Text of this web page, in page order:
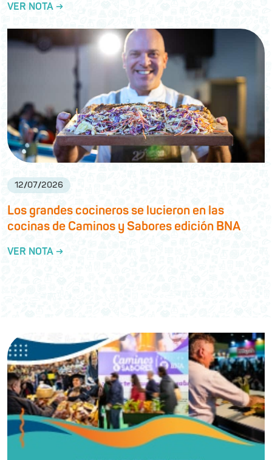
VER NOTA →
12/07/2026
Los grandes cocineros se lucieron en las
cocinas de Caminos y Sabores edición BNA
VER NOTA →